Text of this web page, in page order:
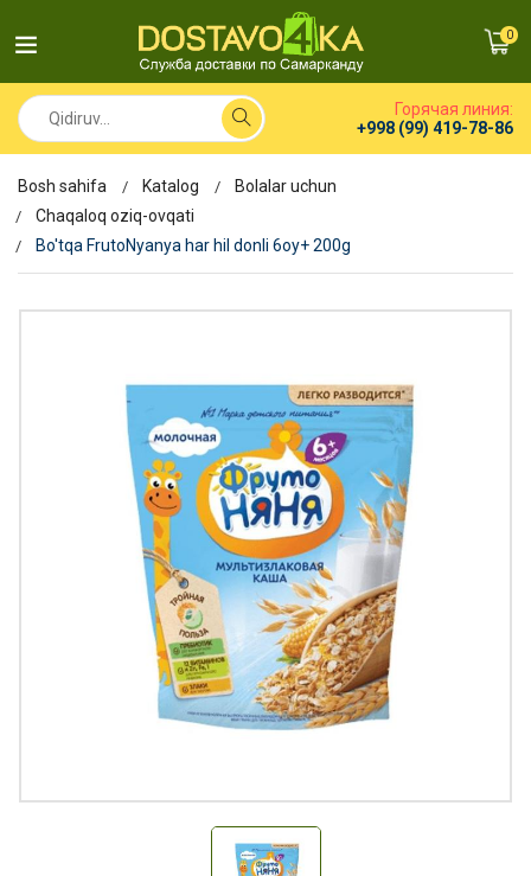
0
Горячая линия:
+998 (99) 419-78-86
Bosh sahifa Katalog
Bolalar uchun
Chaqaloq oziq-ovqati
Bo'tqa FrutoNyanya har hil donli 6oy+ 200g